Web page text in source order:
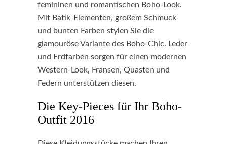
femininen und romantischen Boho-Look.
Mit Batik-Elementen, großem Schmuck
und bunten Farben stylen Sie die
glamouröse Variante des Boho-Chic. Leder
und Erdfarben sorgen für einen modernen
Western-Look, Fransen, Quasten und
Federn unterstützen diesen.
Die Key-Pieces für Ihr Boho-
Outfit 2016